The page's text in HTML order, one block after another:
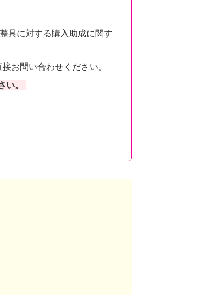
具に対する購入助成に関す
お問い合わせください。
。